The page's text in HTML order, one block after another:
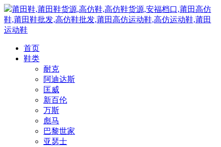
莆田鞋,莆田鞋货源,高仿鞋,高仿鞋货源,安福档口,莆田高仿
鞋,莆田鞋批发,高仿鞋批发,莆田高仿运动鞋,高仿运动鞋,莆田
运动鞋
首页
鞋类
耐克
阿迪达斯
匡威
新百伦
万斯
彪马
巴黎世家
亚瑟士